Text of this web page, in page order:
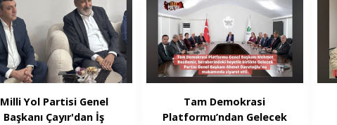
Milli Yol Partisi Genel
Başkanı Çayır'dan İş
Tam Demokrasi
Platformu’ndan Gelecek